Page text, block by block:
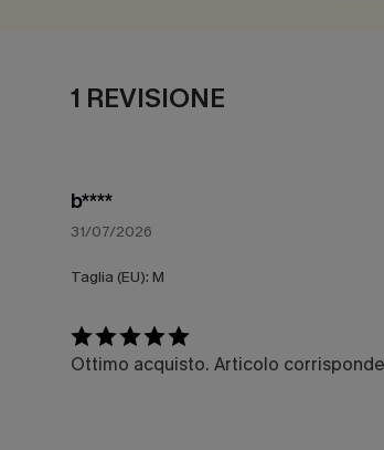
1 REVISIONE
b****
31/07/2026
Taglia (EU): M
Ottimo acquisto. Articolo